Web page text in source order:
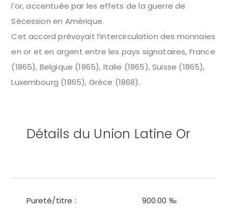
l’or, accentuée par les effets de la guerre de
Sécession en Amérique.
Cet accord prévoyait l’intercirculation des monnaies
en or et en argent entre les pays signataires, France
(1865), Belgique (1865), Italie (1865), Suisse (1865),
Luxembourg (1865), Grèce (1868).
Détails du Union Latine Or
Pureté/titre : 900.00 ‰